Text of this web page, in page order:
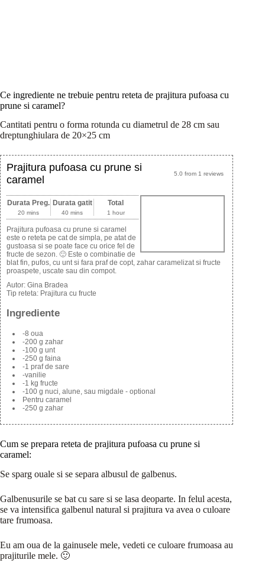
Ce ingrediente ne trebuie pentru reteta de prajitura pufoasa cu
prune si caramel?
Cantitati pentru o forma rotunda cu diametrul de 28 cm sau
dreptunghiulara de 20×25 cm
5.0 from 1 reviews
Prajitura pufoasa cu prune si
caramel
Durata Preg.
20 mins
Durata gatit
40 mins
Total
1 hour
Prajitura pufoasa cu prune si caramel
este o reteta pe cat de simpla, pe atat de
gustoasa si se poate face cu orice fel de
fructe de sezon. 🙂 Este o combinatie de
blat fin, pufos, cu unt si fara praf de copt, zahar caramelizat si fructe
proaspete, uscate sau din compot.
Autor: Gina Bradea
Tip reteta: Prajitura cu fructe
Ingrediente
-8 oua
-200 g zahar
-100 g unt
-250 g faina
-1 praf de sare
-vanilie
-1 kg fructe
-100 g nuci, alune, sau migdale - optional
Pentru caramel
-250 g zahar
Cum se prepara reteta de prajitura pufoasa cu prune si
caramel:
Se sparg ouale si se separa albusul de galbenus.
Galbenusurile se bat cu sare si se lasa deoparte. In felul acesta,
se va intensifica galbenul natural si prajitura va avea o culoare
tare frumoasa.
Eu am oua de la gainusele mele, vedeti ce culoare frumoasa au
prajiturile mele. 🙂